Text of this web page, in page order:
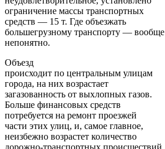
ограничение массы транспортных
средств — 15 т. Где объезжать
большегрузному транспорту — вообще
непонятно.
Объезд
происходит по центральным улицам
города, на них возрастает
загазованность от выхлопных газов.
Больше финансовых средств
потребуется на ремонт проезжей
части этих улиц, и, самое главное,
неизбежно возрастет количество
дорожно-транспортных происшествий